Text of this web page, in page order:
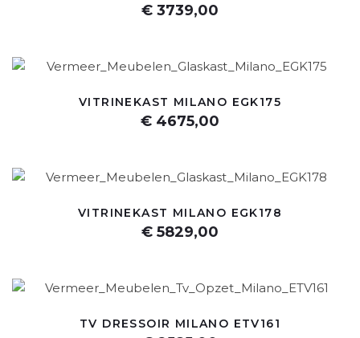
€ 3739,00
VITRINEKAST MILANO EGK175
€ 4675,00
VITRINEKAST MILANO EGK178
€ 5829,00
TV DRESSOIR MILANO ETV161